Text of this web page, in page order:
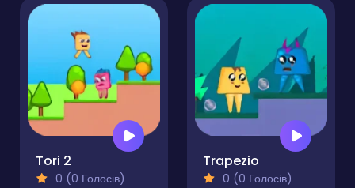
Tori 2
0 (0 Голосів)
Trapezio
0 (0 Голосів)